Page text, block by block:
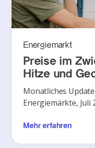
Energiemarkt
Preise im
Hitze und
Monatliches
Energiemärkte, Juli
Mehr erfahren